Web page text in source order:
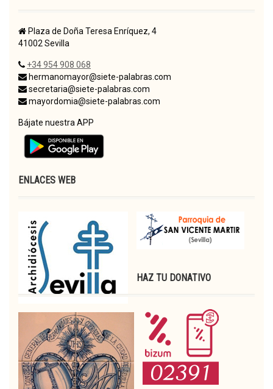
Plaza de Doña Teresa Enríquez, 4
41002 Sevilla
+34 954 908 068
hermanomayor@siete-palabras.com
secretaria@siete-palabras.com
mayordomia@siete-palabras.com
Bájate nuestra APP
ENLACES WEB
HAZ TU DONATIVO